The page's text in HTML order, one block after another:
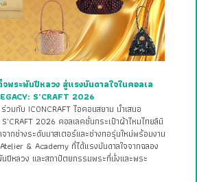
จพระพันปีหลวง สู่แรงบันดาลใจในคอลเล
S’CRAFT 2026
วมกับ ICONCRAFT ไอคอนสยาม นำเสนอ
S’CRAFT 2026 คอลเลคชั่นกระเป๋าผ้าไหมไทยลิมิ
กช่างระดับมาสเตอร์และช่างทอรุ่นใหม่พร้อมงาน
Atelier & Academy ที่ได้แรงบันดาลใจจากฉลอง
ปีหลวง และสถาปัตยกรรมพระที่นั่งและพระ